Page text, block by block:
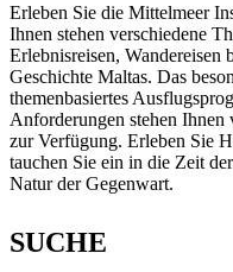
Erleben Sie die Mittelmeer
Ihnen stehen verschiedene
Erlebnisreisen, Wandereisen
Geschichte Maltas. Das
themenbasiertes
Anforderungen stehen Ihnen
zur Verfügung. Erleben Sie
tauchen Sie ein in die Zeit
Natur der Gegenwart.
SUCHE